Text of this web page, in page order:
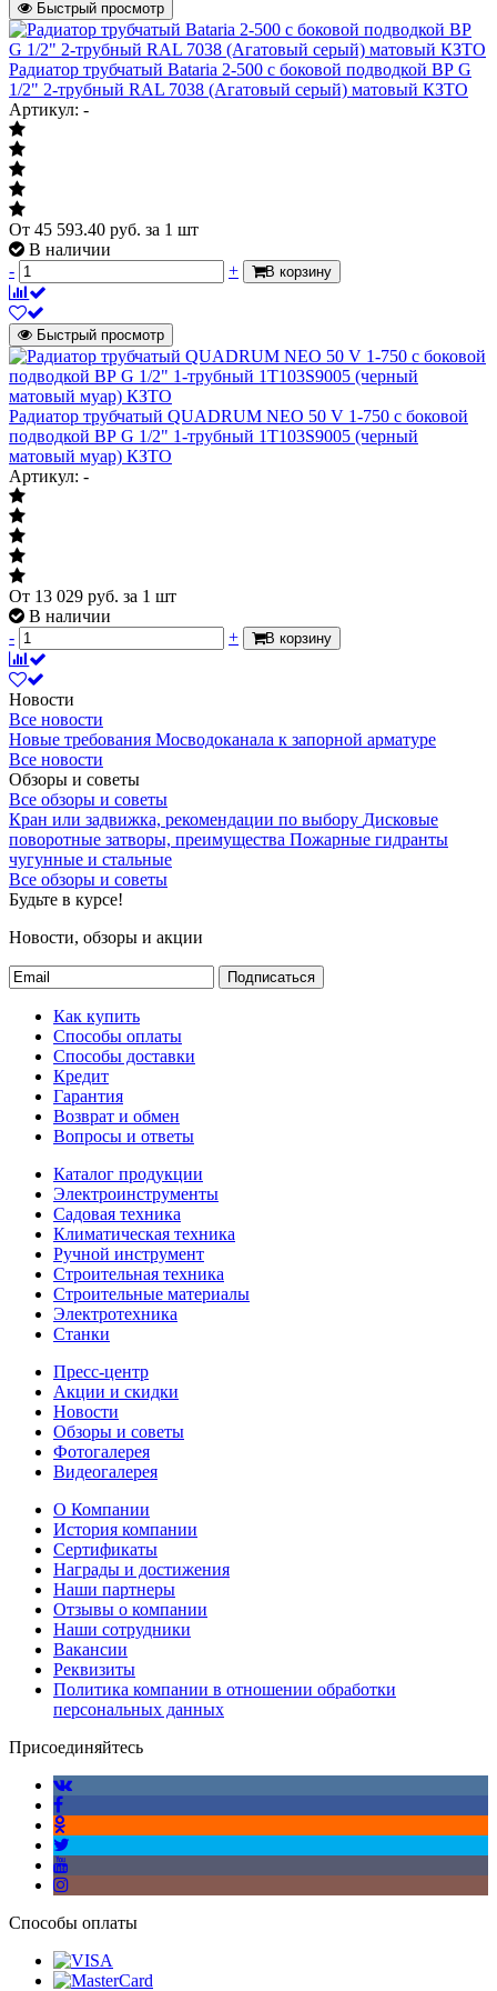
Быстрый просмотр
Радиатор трубчатый Bataria 2-500 с боковой подводкой ВР G
1/2" 2-трубный RAL 7038 (Агатовый серый) матовый КЗТО
Артикул: -
От 45 593.40 руб. за 1 шт
В наличии
-
+ В корзину
Быстрый просмотр
Радиатор трубчатый QUADRUM NEO 50 V 1-750 с боковой
подводкой ВР G 1/2" 1-трубный 1T103S9005 (черный
матовый муар) КЗТО
Артикул: -
От 13 029 руб. за 1 шт
В наличии
-
+ В корзину
Новости
Все новости
Новые требования Мосводоканала к запорной арматуре
Все новости
Обзоры и советы
Все обзоры и советы
Кран или задвижка, рекомендации по выбору Дисковые
поворотные затворы, преимущества Пожарные гидранты
чугунные и стальные
Все обзоры и советы
Будьте в курсе!
Новости, обзоры и акции
Подписаться
Как купить
Способы оплаты
Способы доставки
Кредит
Гарантия
Возврат и обмен
Вопросы и ответы
Каталог продукции
Электроинструменты
Садовая техника
Климатическая техника
Ручной инструмент
Строительная техника
Строительные материалы
Электротехника
Станки
Пресс-центр
Акции и скидки
Новости
Обзоры и советы
Фотогалерея
Видеогалерея
О Компании
История компании
Сертификаты
Награды и достижения
Наши партнеры
Отзывы о компании
Наши сотрудники
Вакансии
Реквизиты
Политика компании в отношении обработки
персональных данных
Присоединяйтесь
Способы оплаты